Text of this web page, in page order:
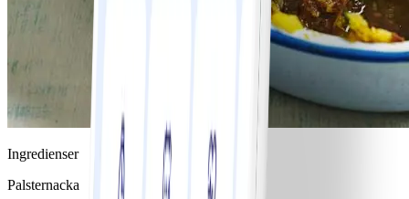
Ingredienser
Palsternacka